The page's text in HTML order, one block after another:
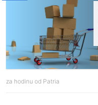
za hodinu od Patria